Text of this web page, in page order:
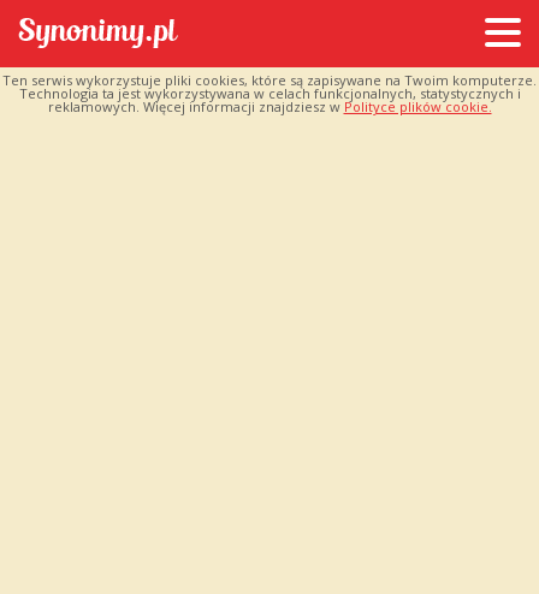
Ten serwis wykorzystuje pliki cookies, które są zapisywane na Twoim komputerze.
Technologia ta jest wykorzystywana w celach funkcjonalnych, statystycznych i
reklamowych. Więcej informacji znajdziesz w Polityce plików cookie.